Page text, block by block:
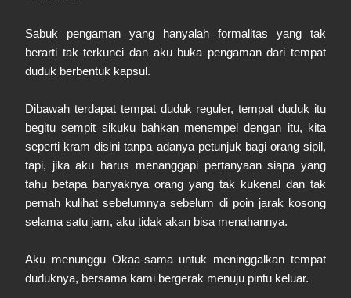
Sabuk pengaman yang hanyalah formalitas yang tak
berarti tak terkunci dan aku buka pengaman dari tempat
duduk berbentuk kapsul.
Dibawah terdapat tempat duduk reguler, tempat duduk itu
begitu sempit sikuku bahkan menempel dengan itu, kita
seperti kram disini tanpa adanya petunjuk bagi orang sipil,
tapi, jika aku harus menanggapi pertanyaan siapa yang
tahu betapa banyaknya orang yang tak kukenal dan tak
pernah kulihat sebelumnya sebelum di poin jarak kosong
selama satu jam, aku tidak akan bisa menahannya.
Aku menunggu Okaa-sama untuk meninggalkan tempat
duduknya, bersama kami bergerak menuju pintu keluar.